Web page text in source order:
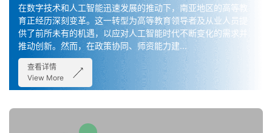
在数字技术和人工智能迅速发展的推动下，南亚地区的高等教
育正经历深刻变革。这一转型为高等教育领导者及从业人员提
供了前所未有的机遇，以应对人工智能时代不断变化的需求并
推动创新。然而，在政策协同、师资能力建...
查看详情
View More